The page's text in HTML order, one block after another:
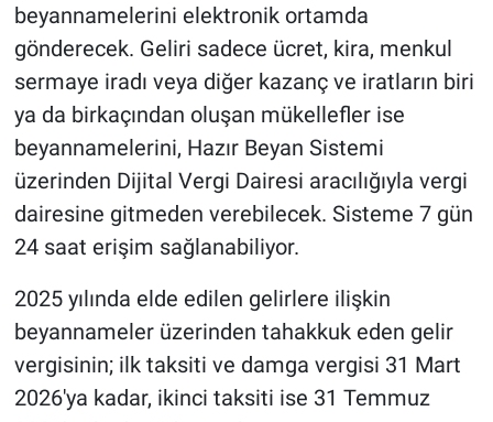
beyannamelerini elektronik ortamda
gönderecek. Geliri sadece ücret, kira, menkul
sermaye iradı veya diğer kazanç ve iratların biri
ya da birkaçından oluşan mükellefler ise
beyannamelerini, Hazır Beyan Sistemi
üzerinden Dijital Vergi Dairesi aracılığıyla vergi
dairesine gitmeden verebilecek. Sisteme 7 gün
24 saat erişim sağlanabiliyor.
2025 yılında elde edilen gelirlere ilişkin
beyannameler üzerinden tahakkuk eden gelir
vergisinin; ilk taksiti ve damga vergisi 31 Mart
2026'ya kadar, ikinci taksiti ise 31 Temmuz